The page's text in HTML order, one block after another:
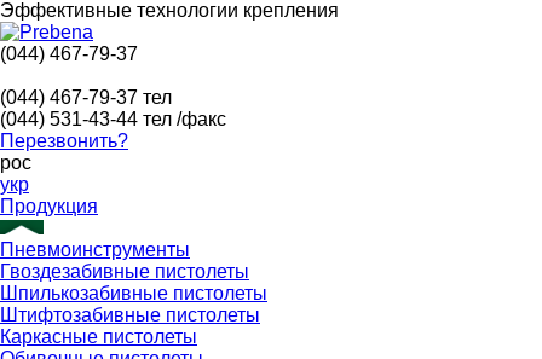
Эффективные технологии крепления
(044) 467-79-37
(044) 467-79-37 тел
(044) 531-43-44 тел /факс
Перезвонить?
рос
укр
Продукция
Пневмоинструменты
Гвоздезабивные пистолеты
Шпилькозабивные пистолеты
Штифтозабивные пистолеты
Каркасные пистолеты